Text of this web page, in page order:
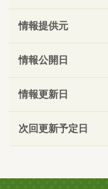
情報提供元
情報公開日
情報更新日
次回更新予定日